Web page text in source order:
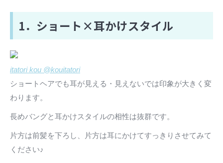
1．ショート×耳かけスタイル
itatori kou @kouitatori
ショートヘアでも耳が見える・見えないでは印象が大きく変
わります。
長めバングと耳かけスタイルの相性は抜群です。
片方は前髪を下ろし、片方は耳にかけてすっきりさせてみて
ください♪